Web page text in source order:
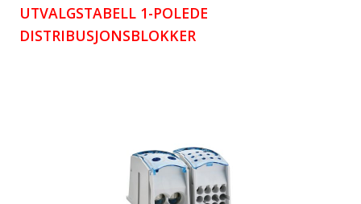
UTVALGSTABELL 1-POLEDE
DISTRIBUSJONSBLOKKER